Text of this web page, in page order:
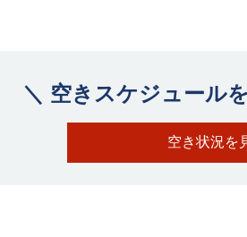
＼ 空きスケジュール
空き状況を